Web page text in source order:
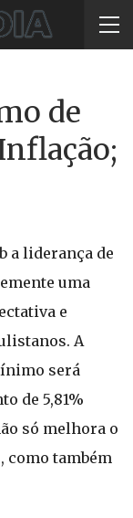
de
a liderança de
uma
e
A
será
de 5,81%
só melhora o
como também